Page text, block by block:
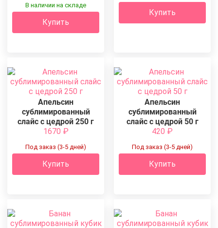
В наличии на складе
Купить
Купить
Апельсин
сублимированный
слайс с цедрой 250 г
1670 ₽
Под заказ (3-5 дней)
Купить
Апельсин
сублимированный
слайс с цедрой 50 г
420 ₽
Под заказ (3-5 дней)
Купить